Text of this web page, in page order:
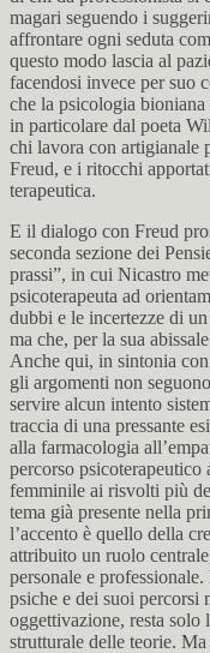
magari seguendo i
affrontare ogni seduta
questo modo lascia al
facendosi invece per suo
che la psicologia
in particolare dal poeta
chi lavora con artigianale
Freud, e i ritocchi
terapeutica.
E il dialogo con Freud
seconda sezione dei
prassi”, in cui Nicastro
psicoterapeuta ad
dubbi e le incertezze di
ma che, per la sua
Anche qui, in sintonia
gli argomenti non
servire alcun intento
traccia di una pressante
alla farmacologia
percorso psicoterapeutico
femminile ai risvolti più
tema già presente nella
l’accento è quello della
attribuito un ruolo
personale e
psiche e dei suoi percorsi
oggettivazione, resta solo
strutturale delle teorie.